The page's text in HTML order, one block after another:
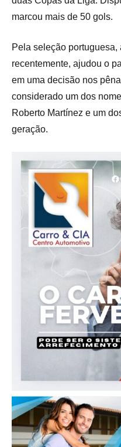
marcou mais de 50 gols.
Pela seleção
recentemente, ajudou o
em uma decisão nos
considerado um dos
Roberto Martínez e um
geração.